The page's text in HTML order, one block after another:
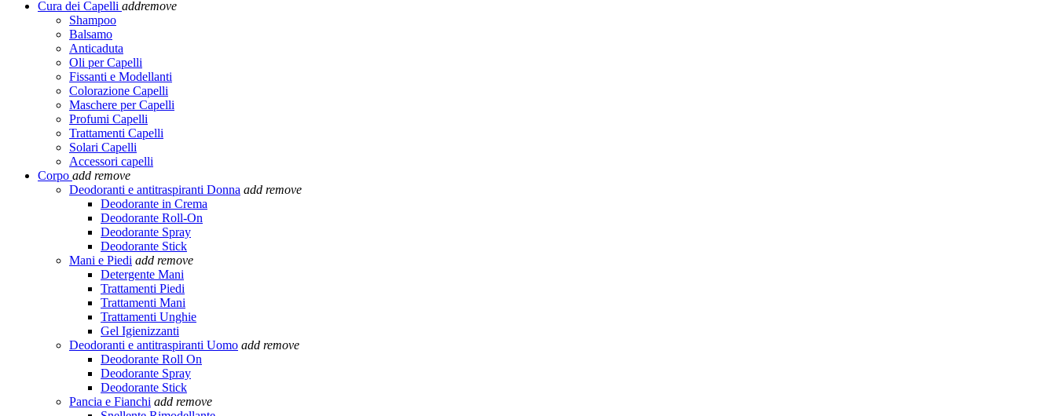
Cura dei Capelli addremove
Shampoo
Balsamo
Anticaduta
Oli per Capelli
Fissanti e Modellanti
Colorazione Capelli
Maschere per Capelli
Profumi Capelli
Trattamenti Capelli
Solari Capelli
Accessori capelli
Corpo add remove
Deodoranti e antitraspiranti Donna add remove
Deodorante in Crema
Deodorante Roll-On
Deodorante Spray
Deodorante Stick
Mani e Piedi add remove
Detergente Mani
Trattamenti Piedi
Trattamenti Mani
Trattamenti Unghie
Gel Igienizzanti
Deodoranti e antitraspiranti Uomo add remove
Deodorante Roll On
Deodorante Spray
Deodorante Stick
Pancia e Fianchi add remove